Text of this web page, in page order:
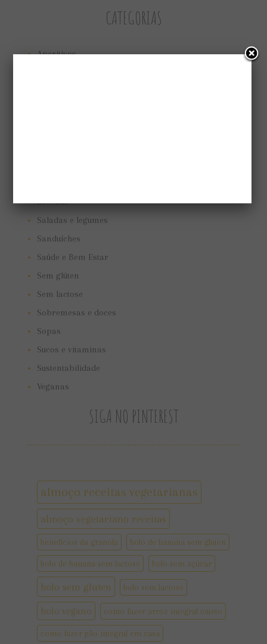
CATEGORIAS
Aperitivos
Receitas
Saladas e legumes
Sanduíches
Saúde e Bem Estar
Sem glúten
Sem lactose
Sobremesas e doces
Sopas
Sucos e vitaminas
Sustentabilidade
Veganas
SIGA NO PINTEREST
almoço receitas vegetarianas
almoço vegetariano receitas
benefícios da granola bolo de banana sem gluten
bolo de banana sem lactose bolo sem açúcar
bolo sem gluten bolo sem lactose
bolo vegano como fazer arroz integral cateto
como fazer pão integral em casa